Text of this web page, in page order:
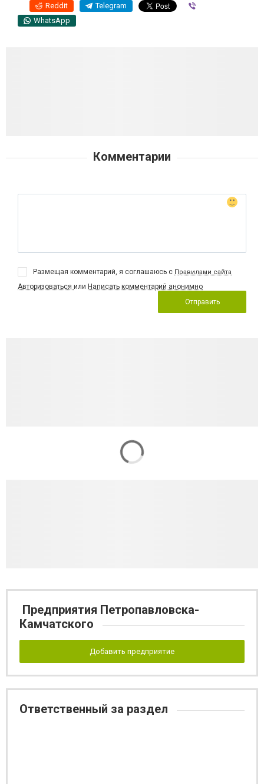
Reddit Telegram
WhatsApp
Комментарии
Размещая комментарий, я соглашаюсь с Правилами сайта
Авторизоваться или Написать комментарий анонимно
Отправить
Предприятия Петропавловска-
Камчатского
Добавить предприятие
Ответственный за раздел